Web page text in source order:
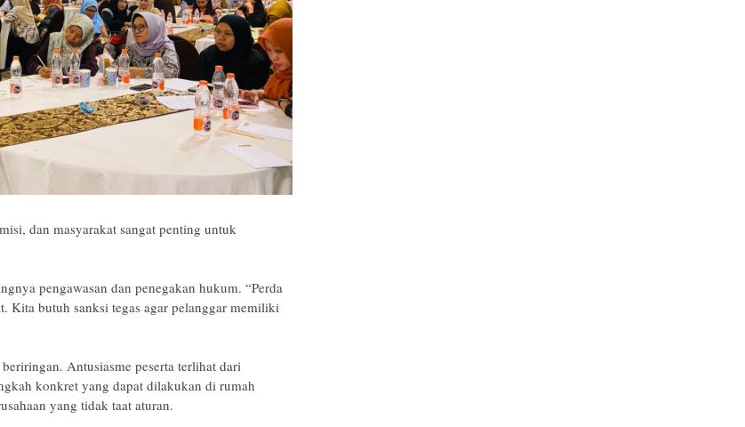
dan masyarakat sangat penting untuk
pengawasan dan penegakan hukum. “Perda
Kita butuh sanksi tegas agar pelanggar memiliki
Antusiasme peserta terlihat dari
konkret yang dapat dilakukan di rumah
yang tidak taat aturan.